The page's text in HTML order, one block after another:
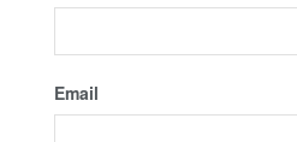
Email